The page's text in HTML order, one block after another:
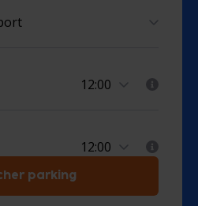
parking